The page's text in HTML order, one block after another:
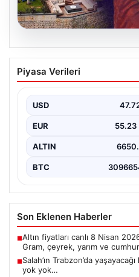
08.08.2026
Salah’ın
villa belli oldu!
Piyasa Verileri
USD
EUR 55.23
ALTIN
BTC
Son Eklenen Haberler
■Altın fiyatları canlı 8 Nisan
Gram, çeyrek, yarım ve
■Salah’ın Trabzon’da
yok yok…